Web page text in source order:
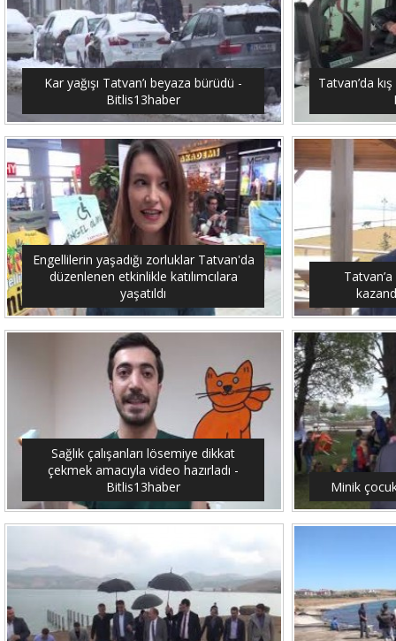
Kar yağışı Tatvan’ı beyaza bürüdü -
Bitlis13haber
Tatvan’da
Engellilerin yaşadığı zorluklar Tatvan'da
düzenlenen etkinlikle katılımcılara
yaşatıldı
Sağlık çalışanları lösemiye dikkat
çekmek amacıyla video hazırladı -
Bitlis13haber
Minik